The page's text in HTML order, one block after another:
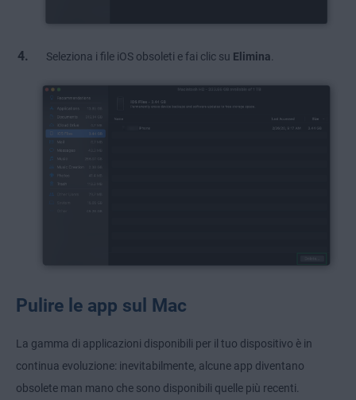
Seleziona i file iOS obsoleti e fai clic su Elimina
Pulire le app sul Mac
La gamma di applicazioni disponibili per il tuo dispositivo è in
continua evoluzione: inevitabilmente, alcune app diventano
obsolete man mano che sono disponibili quelle più recenti.